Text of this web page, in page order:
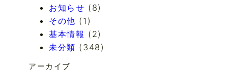
お知らせ (8)
その他 (1)
基本情報 (2)
未分類 (348)
アーカイブ